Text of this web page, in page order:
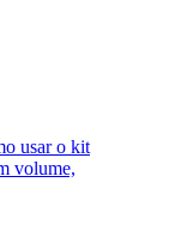
usar o kit
volume,